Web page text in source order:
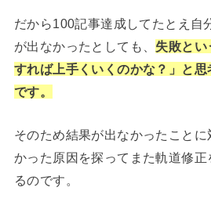
だから100記事達成してたとえ自
が出なかったとしても、 失敗とい
すれば上手くいくのかな？」と
です。
そのため結果が出なかったこと
かった原因を探ってまた軌道修正
るのです。